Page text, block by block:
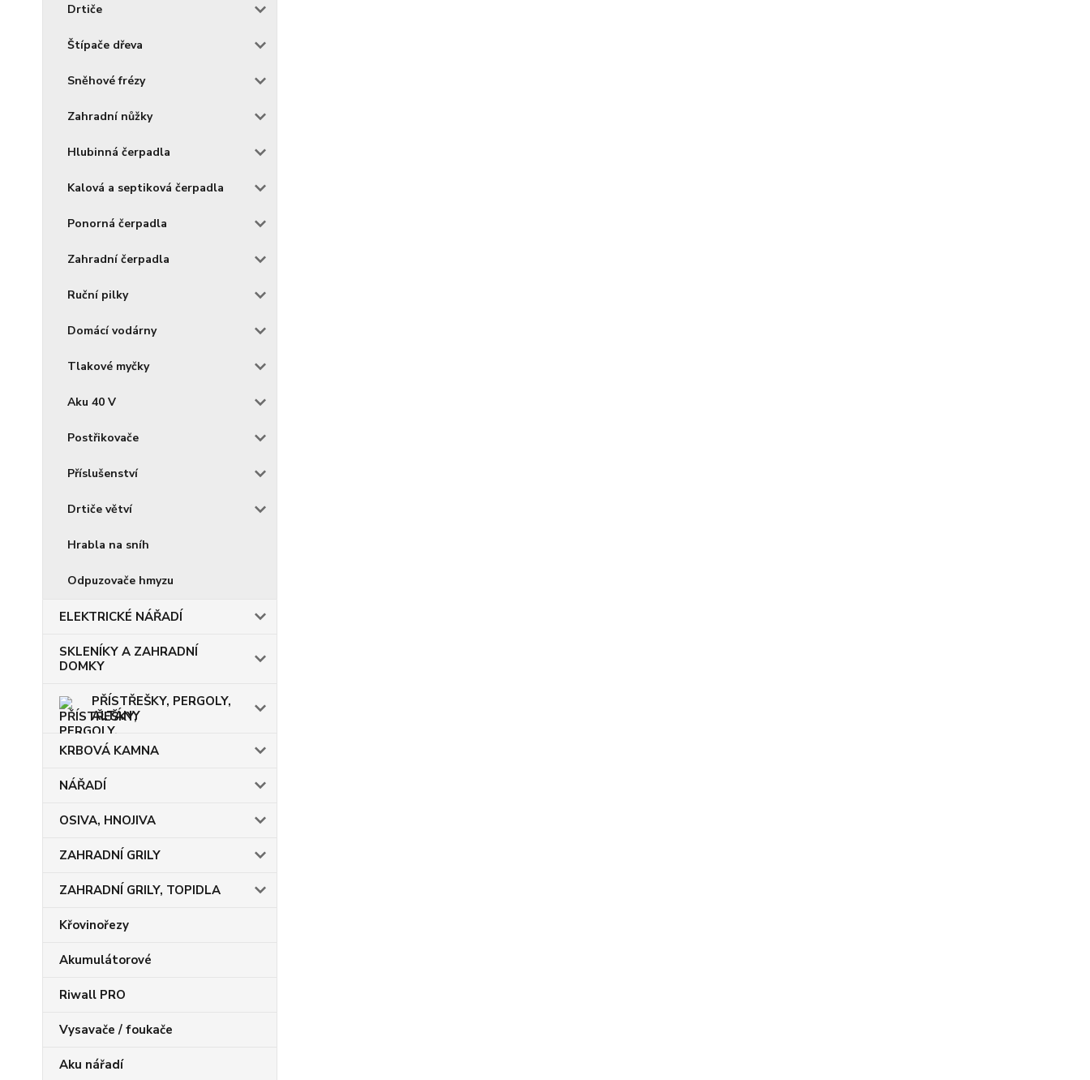
Drtiče
Štípače dřeva
Sněhové frézy
Zahradní nůžky
Hlubinná čerpadla
Kalová a septiková čerpadla
Ponorná čerpadla
Zahradní čerpadla
Ruční pilky
Domácí vodárny
Tlakové myčky
Aku 40 V
Postřikovače
Příslušenství
Drtiče větví
Hrabla na sníh
Odpuzovače hmyzu
ELEKTRICKÉ NÁŘADÍ
SKLENÍKY A ZAHRADNÍ
DOMKY
PŘÍSTŘEŠKY, PERGOLY,
ALTÁNY
KRBOVÁ KAMNA
NÁŘADÍ
OSIVA, HNOJIVA
ZAHRADNÍ GRILY
ZAHRADNÍ GRILY, TOPIDLA
Křovinořezy
Akumulátorové
Riwall PRO
Vysavače / foukače
Aku nářadí